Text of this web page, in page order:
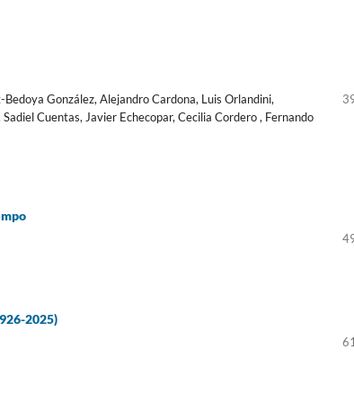
González, Alejandro Cardona, Luis Orlandini,
Cuentas, Javier Echecopar, Cecilia Cordero , Fernando
2025)